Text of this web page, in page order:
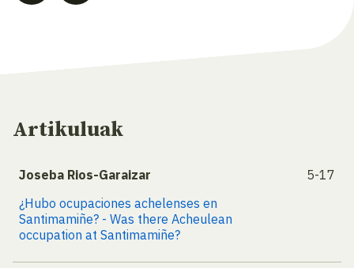
Artikuluak
Joseba Rios-Garaizar
¿Hubo ocupaciones achelenses en
Santimamiñe? - Was there Acheulean
occupation at Santimamiñe?
5-17